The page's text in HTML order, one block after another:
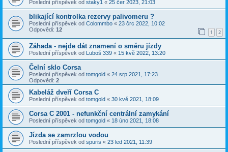
Poslední příspěvek od staky1 « 25 čer 2023, 21:03
blikající kontrolka rezervy palivomeru ?
Poslední příspěvek od Colommbo « 23 črc 2022, 10:02
Odpovědi: 12 1 2
Záhada - nejde dát znamení o směru jízdy
Poslední příspěvek od Luboš 339 « 15 kvě 2022, 13:20
Čelní sklo Corsa
Poslední příspěvek od tomgold « 24 srp 2021, 17:23
Odpovědi: 2
Kabeláž dveří Corsa C
Poslední příspěvek od tomgold « 30 kvě 2021, 18:09
Corsa C 2001 - nefunkční centrální zamykání
Poslední příspěvek od tomgold « 18 úno 2021, 18:08
Jízda se zamrzlou vodou
Poslední příspěvek od spuris « 23 led 2021, 11:39